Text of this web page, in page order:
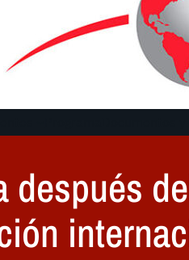
después